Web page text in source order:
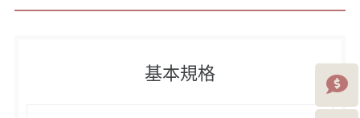
基本規格